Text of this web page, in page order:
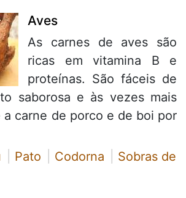
Aves
As carnes de aves são
ricas em vitamina B e
proteínas. São fáceis de
saborosa e às vezes mais
a carne de porco e de boi por
Pato Codorna
Sobras de